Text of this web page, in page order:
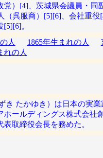
党）[4]、茨城県会議員・同
（呉服商）[5][6]、会社重役
。
人
1865年生まれの人
れの人
き たかゆき）は日本の実業
ホールディングス株式会社
表取締役会長を務めた。